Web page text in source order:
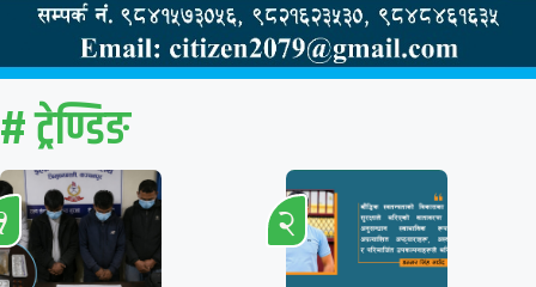
# ट्रेण्डिङ